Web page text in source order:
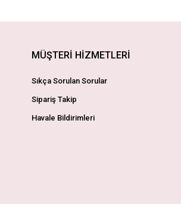
MÜŞTERİ HİZMETLERİ
Sıkça Sorulan Sorular
Sipariş Takip
Havale Bildirimleri